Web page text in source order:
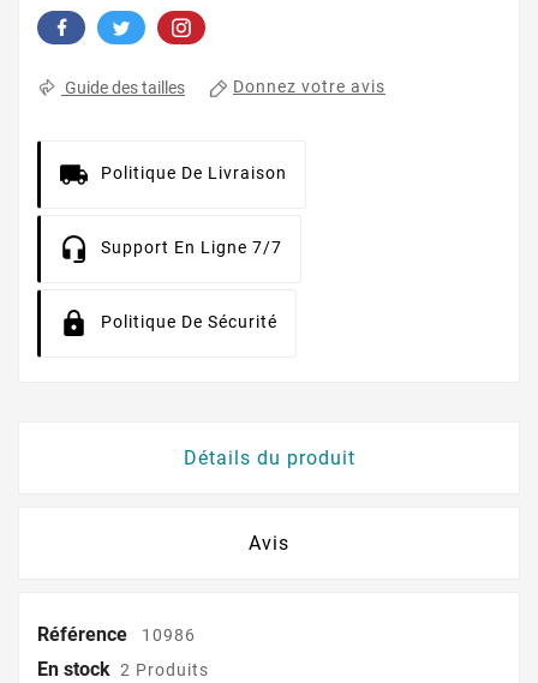
Guide des tailles Donnez votre avis
Politique De Livraison
Support En Ligne 7/7
Politique De Sécurité
Détails du produit
Avis
Référence 10986
En stock 2 Produits